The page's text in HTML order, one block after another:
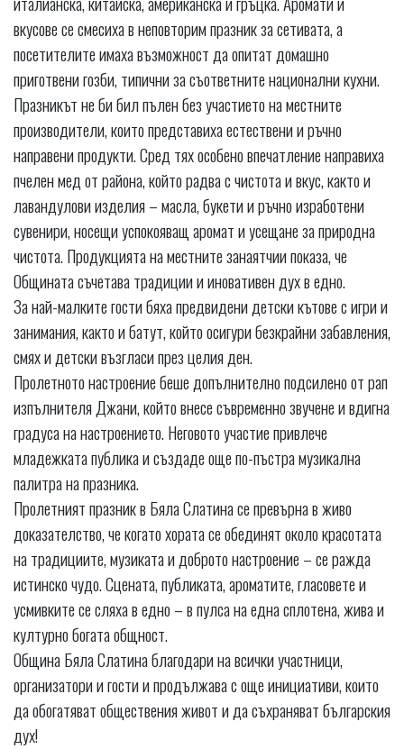
вкусове се смесиха в неповторим празник за сетивата, а
посетителите имаха възможност да опитат домашно
приготвени гозби, типични за съответните национални кухни.
Празникът не би бил пълен без участието на местните
производители, които представиха естествени и ръчно
направени продукти. Сред тях особено впечатление направиха
пчелен мед от района, който радва с чистота и вкус, както и
лавандулови изделия – масла, букети и ръчно изработени
сувенири, носещи успокояващ аромат и усещане за природна
чистота. Продукцията на местните занаятчии показа, че
Общината съчетава традиции и иновативен дух в едно.
За най-малките гости бяха предвидени детски кътове с игри и
занимания, както и батут, който осигури безкрайни забавления,
смях и детски възгласи през целия ден.
Пролетното настроение беше допълнително подсилено от рап
изпълнителя Джани, който внесе съвременно звучене и вдигна
градуса на настроението. Неговото участие привлече
младежката публика и създаде още по-пъстра музикална
палитра на празника.
Пролетният празник в Бяла Слатина се превърна в живо
доказателство, че когато хората се обединят около красотата
на традициите, музиката и доброто настроение – се ражда
истинско чудо. Сцената, публиката, ароматите, гласовете и
усмивките се сляха в едно – в пулса на една сплотена, жива и
културно богата общност.
Община Бяла Слатина благодари на всички участници,
организатори и гости и продължава с още инициативи, които
да обогатяват обществения живот и да съхраняват българския
дух!